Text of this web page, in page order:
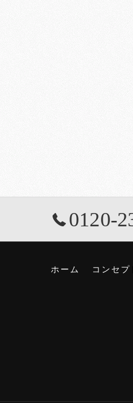
0120-
ホーム コンセプ